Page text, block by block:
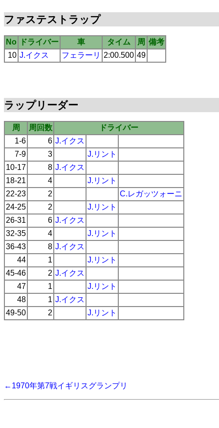
ファステストラップ
No ドライバー 車 タイム 周 備考
10 J.イクス フェラーリ 2:00.500 49
ラップリーダー
周 周回数
ドライバー
1-6
6 J.イクス
7-9
3
J.リント
10-17
8 J.イクス
18-21
4
J.リント
22-23
2
C.レガッツォーニ
24-25
2
J.リント
26-31
6 J.イクス
32-35
4
J.リント
36-43
8 J.イクス
44
1
J.リント
45-46
2 J.イクス
47
1
J.リント
48
1 J.イクス
49-50
2 J.リント
←1970年第7戦イギリスグランプリ